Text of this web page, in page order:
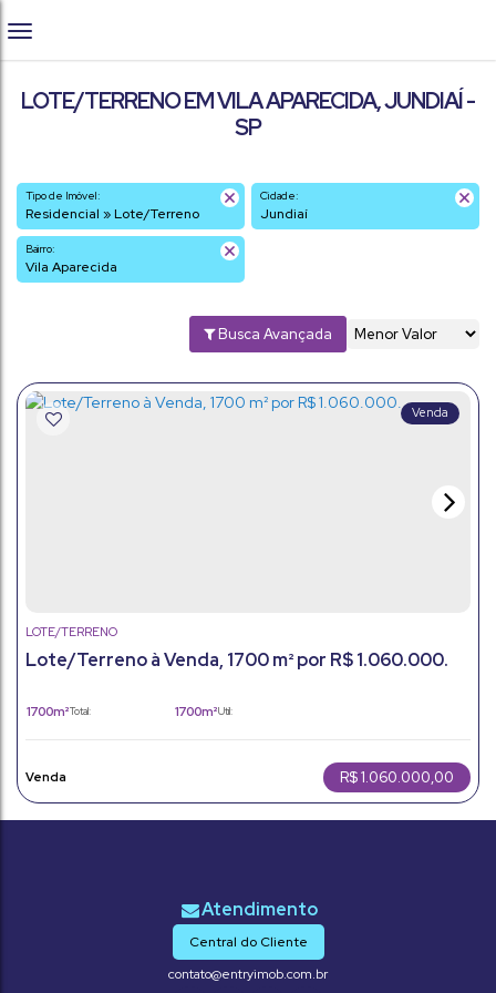
LOTE/TERRENO EM VILA APARECIDA, JUNDIAÍ -
SP
Tipo de Imóvel:
Residencial » Lote/Terreno
Cidade:
Jundiaí
Bairro:
Vila Aparecida
Busca Avançada
Lote/Terreno à Venda, 1700 m² por R$ 1.060.000.
LOTE/TERRENO
R$1.060.000,00
Total:
1700m² Útil:
1700m²
Central do Cliente
contato@entryimob.com.br